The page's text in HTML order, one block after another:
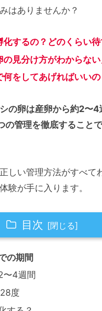
はありませんか？
するの？どのくらい待
見分け方がわからない
をしてあげればいいの
の卵は産卵から約2〜
の管理を徹底すること
しい管理方法がすべて
験が手に入ります。
目次
の期間
〜4週間
度